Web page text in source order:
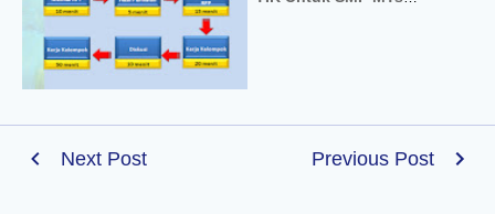
Next Post Previous Post